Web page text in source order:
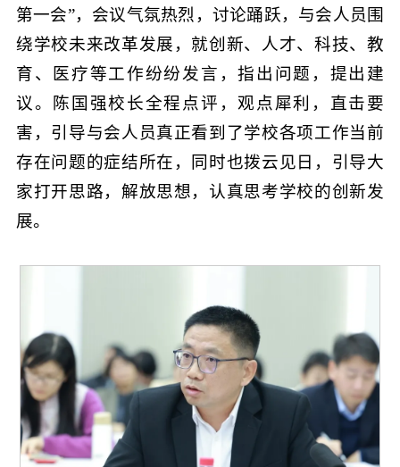
第一会”，会议气氛热烈，讨论踊跃，与会人员围
绕学校未来改革发展，就创新、人才、科技、教
育、医疗等工作纷纷发言，指出问题，提出建
议。陈国强校长全程点评，观点犀利，直击要
害，引导与会人员真正看到了学校各项工作当前
存在问题的症结所在，同时也拨云见日，引导大
家打开思路，解放思想，认真思考学校的创新发
展。